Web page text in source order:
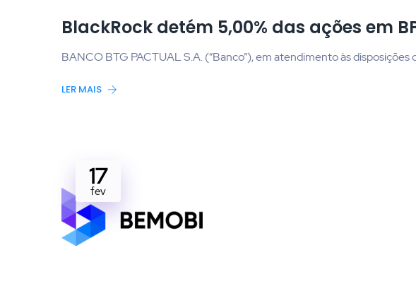
BlackRock detém 5,00% das ações em
BANCO BTG PACTUAL S.A. (“Banco”), em atendimento às
LER MAIS
17
fev